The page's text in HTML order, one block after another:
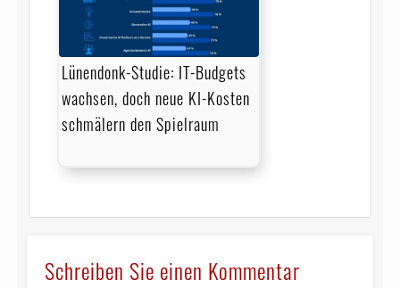
Lünendonk-Studie: IT-Budgets
wachsen, doch neue KI-Kosten
schmälern den Spielraum
Schreiben Sie einen Kommentar